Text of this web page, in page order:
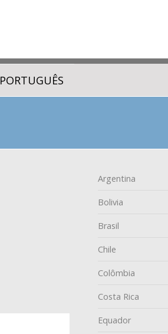
PORTUGUÊS
Argentina
Bolivia
Brasil
Chile
Colômbia
Costa Rica
Equador